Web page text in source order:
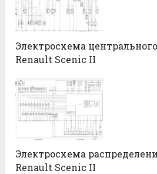
Электросхема
Renault Scenic II
Электросхема
Renault Scenic II